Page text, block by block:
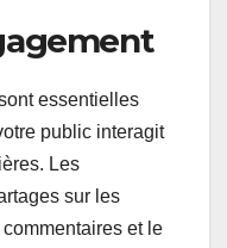
essentielles
public interagit
Les
sur les
et le